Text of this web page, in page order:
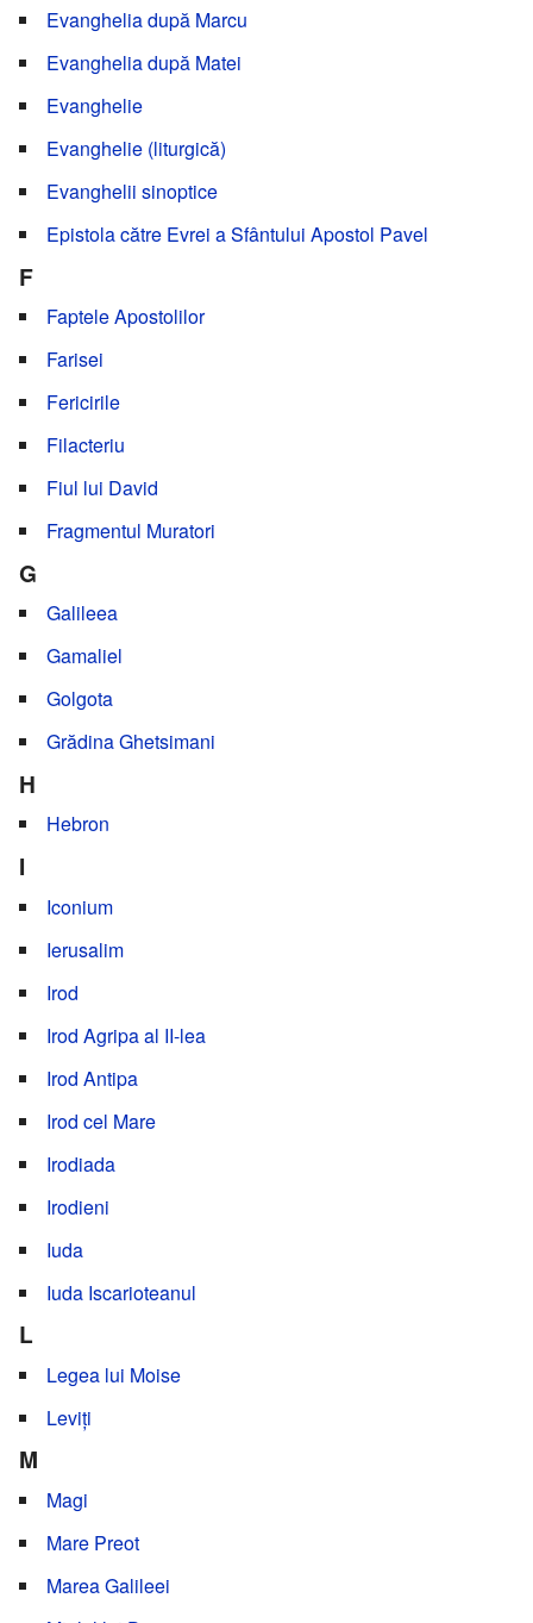
Evanghelia după Marcu
Evanghelia după Matei
Evanghelie
Evanghelie (liturgică)
Evanghelii sinoptice
Epistola către Evrei a Sfântului Apostol Pavel
F
Faptele Apostolilor
Farisei
Fericirile
Filacteriu
Fiul lui David
Fragmentul Muratori
G
Galileea
Gamaliel
Golgota
Grădina Ghetsimani
H
Hebron
I
Iconium
Ierusalim
Irod
Irod Agripa al II-lea
Irod Antipa
Irod cel Mare
Irodiada
Irodieni
Iuda
Iuda Iscarioteanul
L
Legea lui Moise
Leviți
M
Magi
Mare Preot
Marea Galileei